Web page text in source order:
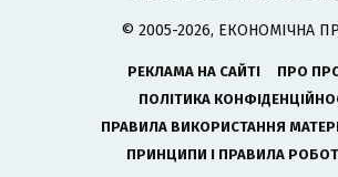
© 2005-2026, ЕКОНОМІЧНА
РЕКЛАМА НА САЙТІ
ПРО
ПОЛІТИКА
ПРАВИЛА ВИКОРИСТАННЯ
ПРИНЦИПИ І ПРАВИЛА